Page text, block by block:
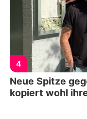
4
Neue Spitze
kopiert wohl